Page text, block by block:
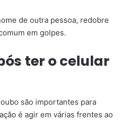
de outra pessoa, redobre
em golpes.
ter o celular
são importantes para
é agir em várias frentes ao